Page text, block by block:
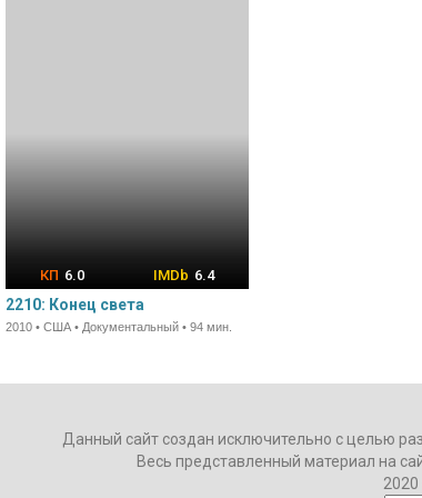
6.0 6.4
2210: Конец света
2010 • США • Документальный • 94 мин.
Данный сайт создан исключительно с целью
Весь представленный материал на